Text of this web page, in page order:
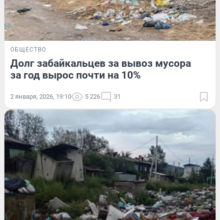
ОБЩЕСТВО
Долг забайкальцев за вывоз мусора
за год вырос почти на 10%
2 января, 2026, 19:10 5 226 31